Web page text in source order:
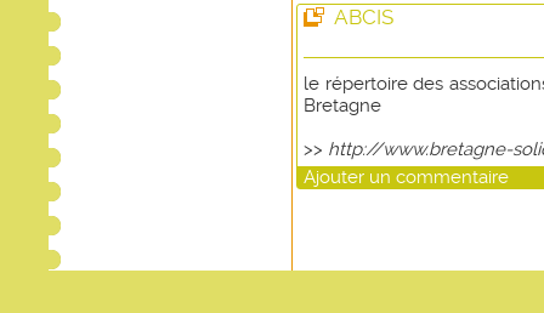
ABCIS
le répertoire des
Bretagne
>> http://www.bretagne-
Ajouter un commentaire